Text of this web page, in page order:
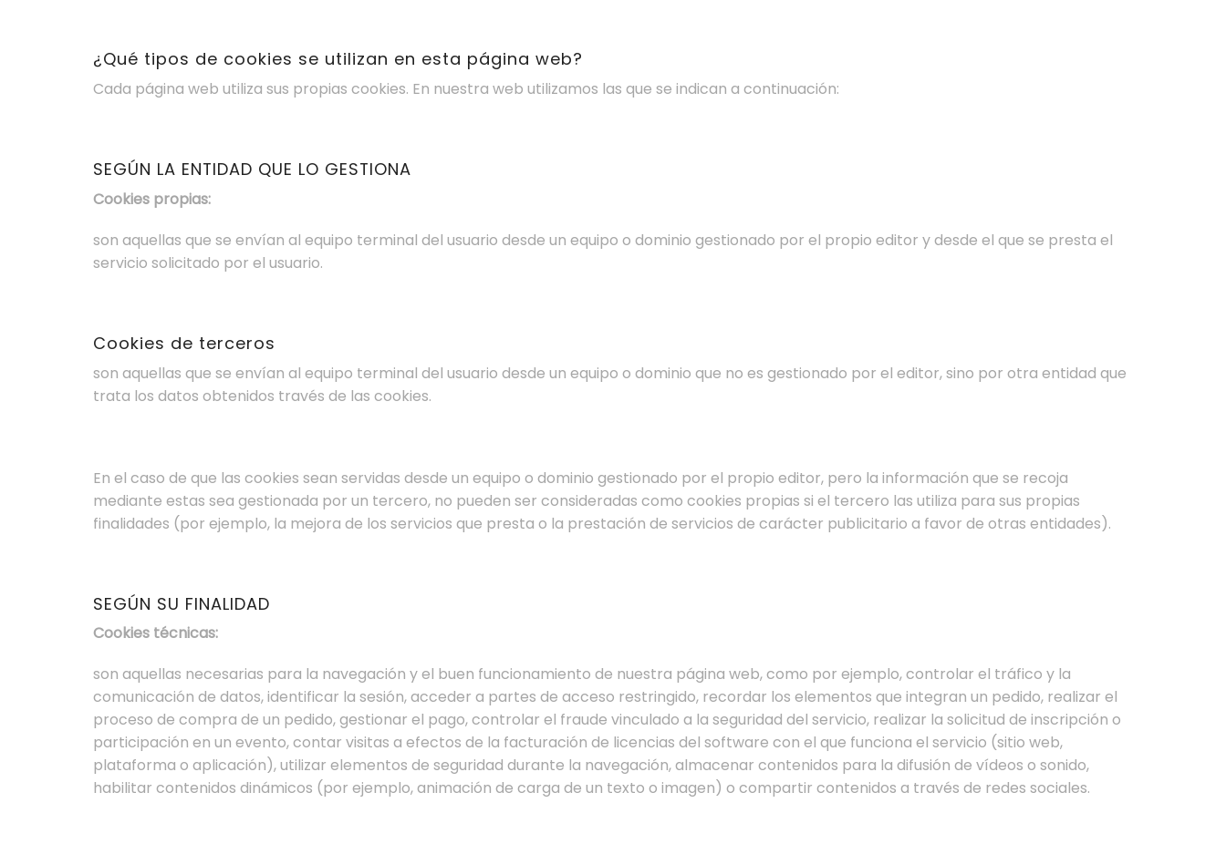
¿Qué tipos de cookies se utilizan en esta página web?
Cada página web utiliza sus propias cookies. En nuestra web utilizamos las que se indican a continuación:
SEGÚN LA ENTIDAD QUE LO GESTIONA
Cookies propias:
son aquellas que se envían al equipo terminal del usuario desde un equipo o dominio gestionado por el propio editor y desde el que se presta el
servicio solicitado por el usuario.
Cookies de terceros
son aquellas que se envían al equipo terminal del usuario desde un equipo o dominio que no es gestionado por el editor, sino por otra entidad que
trata los datos obtenidos través de las cookies.
En el caso de que las cookies sean servidas desde un equipo o dominio gestionado por el propio editor, pero la información que se recoja
mediante estas sea gestionada por un tercero, no pueden ser consideradas como cookies propias si el tercero las utiliza para sus propias
finalidades (por ejemplo, la mejora de los servicios que presta o la prestación de servicios de carácter publicitario a favor de otras entidades).
SEGÚN SU FINALIDAD
Cookies técnicas:
son aquellas necesarias para la navegación y el buen funcionamiento de nuestra página web, como por ejemplo, controlar el tráfico y la
comunicación de datos, identificar la sesión, acceder a partes de acceso restringido, recordar los elementos que integran un pedido, realizar el
proceso de compra de un pedido, gestionar el pago, controlar el fraude vinculado a la seguridad del servicio, realizar la solicitud de inscripción o
participación en un evento, contar visitas a efectos de la facturación de licencias del software con el que funciona el servicio (sitio web,
plataforma o aplicación), utilizar elementos de seguridad durante la navegación, almacenar contenidos para la difusión de vídeos o sonido,
habilitar contenidos dinámicos (por ejemplo, animación de carga de un texto o imagen) o compartir contenidos a través de redes sociales.